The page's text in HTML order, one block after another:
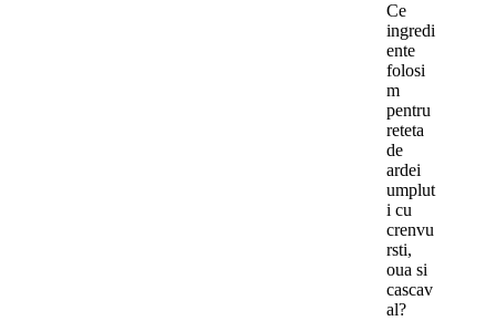
Ce
ingredi
ente
folosi
m
pentru
reteta
de
ardei
umplut
i cu
crenvu
rsti,
oua si
cascav
al?